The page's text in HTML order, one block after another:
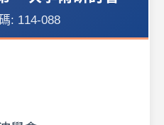
: 114-088